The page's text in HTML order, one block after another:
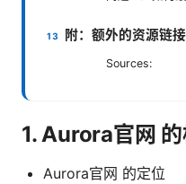
附：额外的资源链
Sources:
1. Aurora官网
Aurora官网 的定位